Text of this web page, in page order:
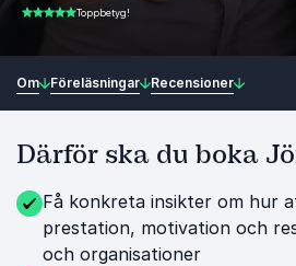
4.67 av 5 Toppbetyg!
Om Föreläsningar Recensioner
Därför ska du boka
Få konkreta insikter om hur
prestation, motivation och
och organisationer